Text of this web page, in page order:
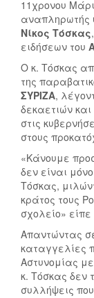
11χρονου
αναπληρωτής
Νίκος Τόσκας
ειδήσεων του
Ο κ. Τόσκας
της
ΣΥΡΙΖΑ,
δεκαετιών
στις
στους
«Κάνουμε
δεν είναι
Τόσκας,
κράτος τους
σχολείο»
Απαντώντας
καταγγελίες
Αστυνομίας
κ. Τόσκας δεν
συλλήψεις